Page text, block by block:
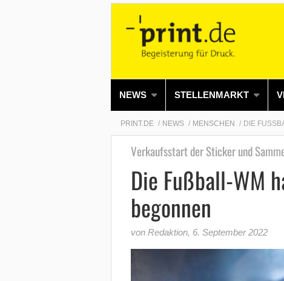
NEWS STELLENMARKT
PRINT.DE NEWS MENSCHEN DIE
Verkaufsstart der Sticker und
Die Fußball-WM
begonnen
von Redaktion, 6. September 2022